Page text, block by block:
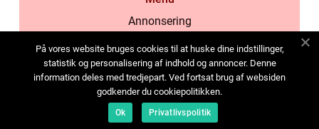
Annonsering
Cookies
Kontakta oss
Sitemap
På vores website bruges cookies til at huske dine indstillinger,
statistik og personalisering af indhold og annoncer. Denne
information deles med tredjepart. Ved fortsat brug af websiden
godkender du cookiepolitikken.
Ok Privatlivspolitik